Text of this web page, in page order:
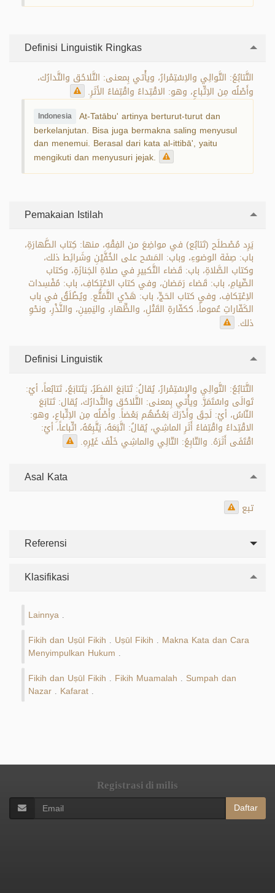
Definisi Linguistik Ringkas
التَّتابُعُ: التَّوالِي والاِسْتِمْرارُ، ويأْتي بِمعنى: التَّلاحُق والتَّدارُك،
وأَصْلُه مِن الاِتِّباعِ، وهو: الاقْتِداءُ واقْتِفاءُ الأَثَرِ.
Indonesia At-Tatābu' artinya berturut-turut dan
berkelanjutan. Bisa juga bermakna saling menyusul
dan menemui. Berasal dari kata al-ittibā', yaitu
mengikuti dan menyusuri jejak.
Pemakaian Istilah
يَرِد مُصْطلَح (تَتابُع) في مواضِعَ من الفِقْهِ، منها: كِتاب الطَّهارَةِ،
باب: صِفَة الوضوءِ، وباب: المَسْح على الخُفَّيْنِ وشَرائِط ذلك،
وكتاب الصَّلاةِ، باب: قَضاء التَّكبيرِ في صلاةِ الجَنازَةِ، وكتاب
الصِّيامِ، باب: قَضاء رَمَضان، وفي كتاب الاعْتِكافِ، باب: مُفْسِدات
الاِعْتِكافِ، وفي كتاب الحَجِّ، باب: هَدْي التَّمَتُّع. ويُطْلَقُ في باب
الكَفّاراتِ عُموماً، ككفّارةِ القَتْلِ، والظِّهارِ، واليَمِينِ، والنَّذْرِ، ونحْوِ
ذلك.
Definisi Linguistik
التَّتابُعُ: التَّوالِي والاِسْتِمْرارُ، يُقالُ: تَتابَعَ المَطَرُ، يَتَتابَعُ، تَتابُعاً، أيْ:
تَوالَى واسْتَمَرَّ. ويأْتي بِمعنى: التَّلاحُق والتَّدارُك، يُقال: تَتابَعَ
النّاسُ، أيْ: لَحِقَ وأَدْرَكَ بَعْضُهُم بَعْضاً. وأَصْلُه مِن الاِتِّباعِ، وهو:
الاقْتِداءُ واقْتِفاءُ أَثَرِ الماشِي، يُقالُ: اتَّبَعَهُ، يَتَّبِعُهُ، اتِّباعاً، أيْ:
اقْتَفَى أَثَرَهُ. والتّابِعُ: التّالِي والماشِي خَلْفَ غَيْرِهِ.
Asal Kata
تبع
Referensi
Klasifikasi
Lainnya
Fikih dan Uṣūl Fikih Uṣūl Fikih Makna Kata dan Cara
Menyimpulkan Hukum
Fikih dan Uṣūl Fikih Fikih Muamalah Sumpah dan
Nazar Kafarat
Registrasi di milis
Daftar